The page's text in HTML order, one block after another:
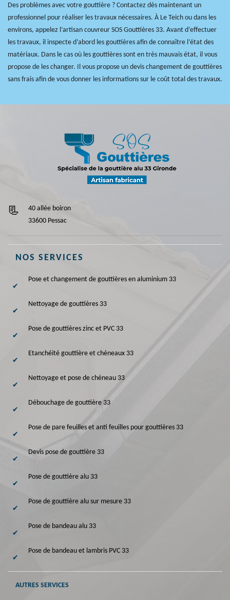
Des problèmes avec votre gouttière ? Contactez dès maintenant un
professionnel pour réaliser les travaux nécessaires. À Le Teich ou dans les
environs, appelez l’artisan couvreur SOS Gouttières 33. Avant d’effectuer
les travaux, il inspecte d’abord les gouttières afin de connaître l’état des
matériaux. Dans le cas où les gouttières sont en très mauvais état, il vous
propose de les changer. Il vous propose un devis changement de gouttières
sans frais afin de vous donner les informations sur le coût total des travaux.
40 allée boiron
33600 Pessac
NOS SERVICES
Pose et changement de gouttières en aluminium 33
Nettoyage de gouttières 33
Pose de gouttières zinc et PVC 33
Etanchéité gouttière et chéneaux 33
Nettoyage et pose de chéneau 33
Débouchage de gouttière 33
Pose de pare feuilles et anti feuilles pour gouttières 33
Devis pose de gouttière 33
Pose de gouttière alu 33
Pose de gouttière alu sur mesure 33
Pose de bandeau alu 33
Pose de bandeau et lambris PVC 33
AUTRES SERVICES